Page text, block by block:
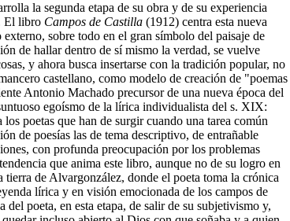
la segunda etapa de su obra y de su experiencia
El libro Campos de Castilla (1912) centra esta nueva
sobre todo en el gran símbolo del paisaje de
de hallar dentro de sí mismo la verdad, se vuelve
y ahora busca insertarse con la tradición popular, no
castellano, como modelo de creación de "poemas
Antonio Machado precursor de una nueva época del
egoísmo de la lírica individualista del s. XIX:
poetas que han de surgir cuando una tarea común
de poesías las de tema descriptivo, de entrañable
con profunda preocupación por los problemas
que anima este libro, aunque no de su logro en
de Alvargonzález, donde el poeta toma la crónica
lírica y en visión emocionada de los campos de
del poeta, en esta etapa, de salir de su subjetivismo y,